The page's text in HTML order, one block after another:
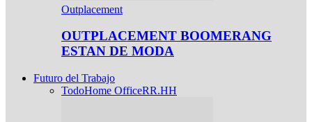
Outplacement
OUTPLACEMENT BOOMERANG
ESTAN DE MODA
Futuro del Trabajo
TodoHome OfficeRR.HH